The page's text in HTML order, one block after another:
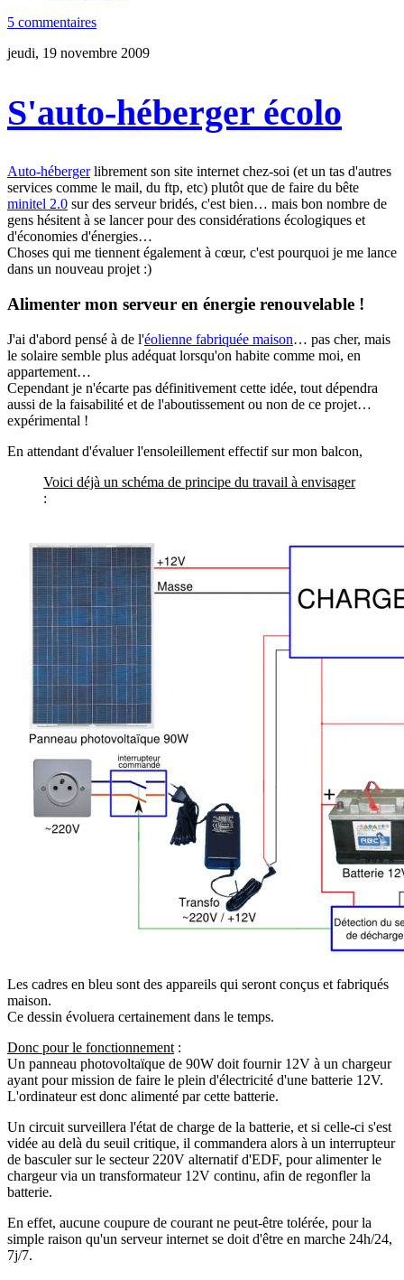
5 commentaires
jeudi, 19 novembre 2009
S'auto-héberger écolo
Auto-hébergerlibrement son site internet chez-soi (et un tas d'autres
services comme le mail, du ftp, etc) plutôt que de faire du bête
minitel 2.0 sur des serveur bridés, c'est bien… mais bon nombre de
gens hésitent à se lancer pour des considérations écologiques et
d'économies d'énergies…
Choses qui me tiennent également à cœur, c'est pourquoi je me lance
dans un nouveau projet :)
Alimenter mon serveur en énergie renouvelable !
J'ai d'abord pensé à de l'éolienne fabriquée maison… pas cher, mais
le solaire semble plus adéquat lorsqu'on habite comme moi, en
appartement…
Cependant je n'écarte pas définitivement cette idée, tout dépendra
aussi de la faisabilité et de l'aboutissement ou non de ce projet…
expérimental !
En attendant d'évaluer l'ensoleillement effectif sur mon balcon,
Voici déjà un schéma de principe du travail à envisager
:
Les cadres en bleu sont des appareils qui seront conçus et fabriqués
maison.
Ce dessin évoluera certainement dans le temps.
Donc pour le fonctionnement :
Un panneau photovoltaïque de 90W doit fournir 12V à un chargeur
ayant pour mission de faire le plein d'électricité d'une batterie 12V.
L'ordinateur est donc alimenté par cette batterie.
Un circuit surveillera l'état de charge de la batterie, et si celle-ci s'est
vidée au delà du seuil critique, il commandera alors à un interrupteur
de basculer sur le secteur 220V alternatif d'EDF, pour alimenter le
chargeur via un transformateur 12V continu, afin de regonfler la
batterie.
En effet, aucune coupure de courant ne peut-être tolérée, pour la
simple raison qu'un serveur internet se doit d'être en marche 24h/24,
7j/7.